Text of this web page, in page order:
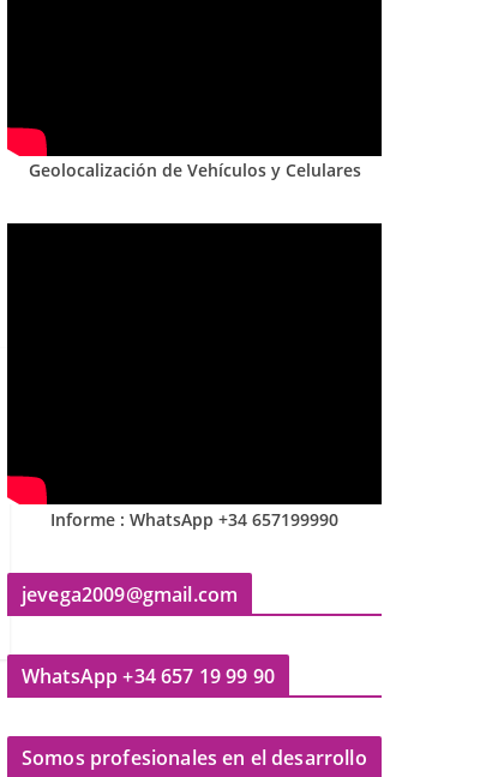
Geolocalización de Vehículos y Celulares
Informe : WhatsApp +34 657199990
jevega2009@gmail.com
WhatsApp +34 657 19 99 90
Somos profesionales en el desarrollo